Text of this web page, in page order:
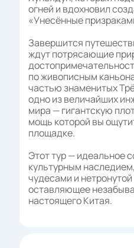
огней и вдохновил
«Унесённые
Завершится
ждут потрясающие
по живописным
частью знаменитых
одно из величайших
мира — гигантскую
мощь которой вы
площадке.
Этот тур — идеальное
культурным
чудесами и
оставляющее
настоящего Китая.